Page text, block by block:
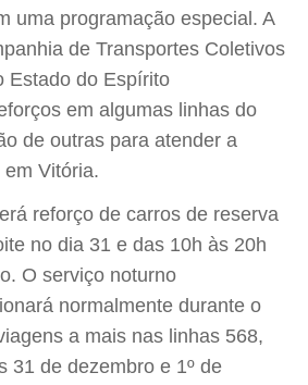
uma programação especial. A
de Transportes Coletivos
Estado do Espírito
em algumas linhas do
de outras para atender a
Vitória.
reforço de carros de reserva
no dia 31 e das 10h às 20h
O serviço noturno
normalmente durante o
a mais nas linhas 568,
31 de dezembro e 1º de